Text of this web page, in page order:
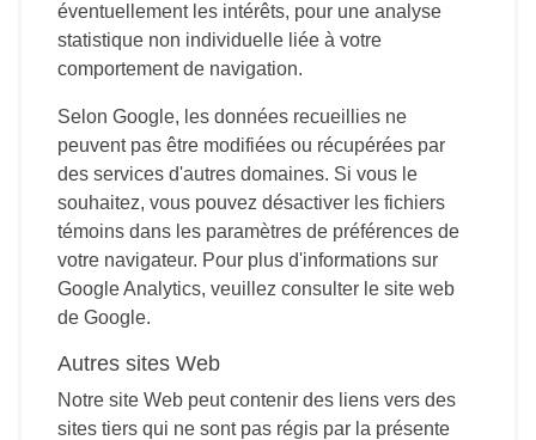
éventuellement les intérêts, pour une analyse
statistique non individuelle liée à votre
comportement de navigation.
Selon Google, les données recueillies ne
peuvent pas être modifiées ou récupérées par
des services d'autres domaines. Si vous le
souhaitez, vous pouvez désactiver les fichiers
témoins dans les paramètres de préférences de
votre navigateur. Pour plus d'informations sur
Google Analytics, veuillez consulter le site web
de Google.
Autres sites Web
Notre site Web peut contenir des liens vers des
sites tiers qui ne sont pas régis par la présente